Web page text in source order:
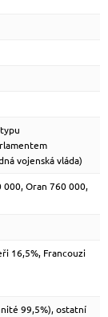
vojenská vláda)
000, Oran 760 000,
16,5%, Francouzi
99,5%), ostatní